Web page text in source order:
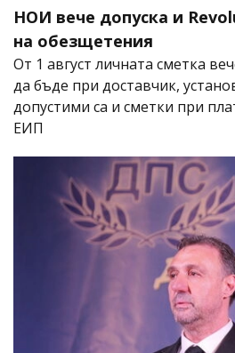
НОИ вече допуска и
на обезщетения
От 1 август личната сметка
да бъде при доставчик,
допустими са и сметки при
ЕИП